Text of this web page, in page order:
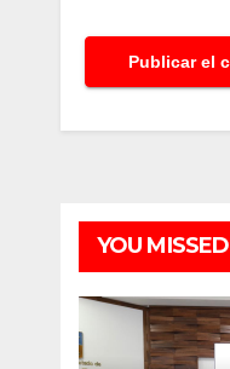
YOU MISSED